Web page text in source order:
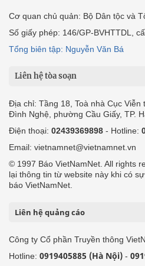
Cơ quan chủ quản: Bộ Dân tộc và
Số giấy phép: 146/GP-BVHTTDL,
Tổng biên tập: Nguyễn Văn Bá
Liên hệ tòa soạn
Địa chỉ: Tầng 18, Toà nhà Cục Viễn
Đình Nghệ, phường Cầu Giấy, TP.
Điện thoại: 02439369898 - Hotline:
Email: vietnamnet@vietnamnet.vn
© 1997 Báo VietNamNet. All rights
lại thông tin từ website này khi có
báo VietNamNet.
Liên hệ quảng cáo
Công ty Cổ phần Truyền thông
Hotline: 0919405885 (Hà Nội) -